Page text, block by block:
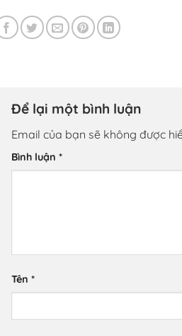
Để lại một bình luận
Email của bạn sẽ không được
Bình luận *
Tên *